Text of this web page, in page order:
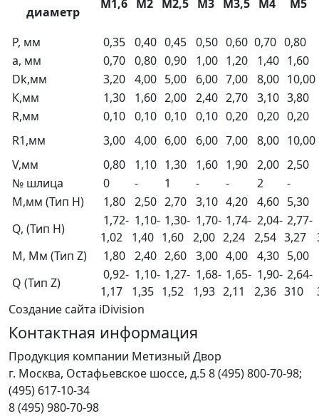
диаметр
М1,6 М2 М2,5 М3 М3,5 М4 М5
Р, мм 0,35 0,40 0,45 0,50 0,60 0,70 0,80
а, мм
0,70 0,80 0,90 1,00 1,20 1,40 1,60
Dk,мм
3,20 4,00 5,00 6,00 7,00 8,00 10,00
К,мм
1,30 1,60 2,00 2,40 2,70 3,10 3,80
R,мм
0,10 0,10 0,10 0,10 0,20 0,20 0,20
R1,мм
3,00 4,00 6,00 6,00 7,00 8,00 10,00
V,мм
0,80 1,10 1,30 1,60 1,90 2,00 2,50
№ шлица
0 - 1 - - 2 -
М,мм (Тип Н)
1,80 2,50 2,70 3,10 4,20 4,60 5,30
Q, (Тип Н)
1,72-
1,02
1,10-
1,40
1,30-
1,60
1,70-
2,00
1,74-
2,24
2,04-
2,54
2,77-
3,27
М, Мм (Тип Z)
1,80 2,40 2,60 3,00 4,00 4,30 5,00
Q (Тип Z)
0,92-
1,17
1,10-
1,35
1,27-
1,52
1,68-
1,93
1,65-
2,11
1,90-
2,36
2,64-
310
Создание сайта iDivision
Контактная информация
Продукция компании Метизный Двор
г. Москва, Остафьевское шоссе, д.58 (495) 800-70-98;
(495) 617-10-34
8 (495) 980-70-98